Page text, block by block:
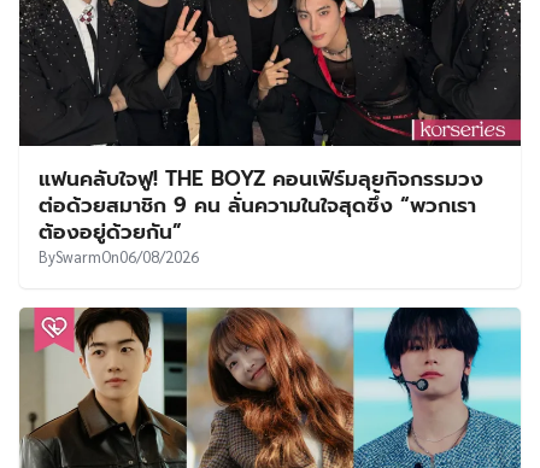
แฟนคลับใจฟู! THE BOYZ คอนเฟิร์มลุยกิจกรรมวง
ต่อด้วยสมาชิก 9 คน ลั่นความในใจสุดซึ้ง “พวกเรา
ต้องอยู่ด้วยกัน”
BySwarmOn06/08/2026